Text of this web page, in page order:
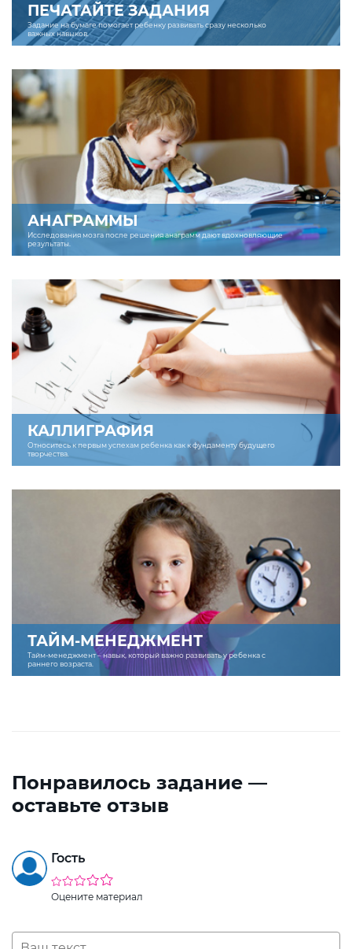
ПЕЧАТАЙТЕ ЗАДАНИЯ
Задание на бумаге помогает ребенку развивать сразу несколько
важных навыков.
АНАГРАММЫ
Исследования мозга после решения анаграмм дают вдохновляющие
результаты.
КАЛЛИГРАФИЯ
Относитесь к первым успехам ребенка как к фундаменту будущего
творчества.
ТАЙМ-МЕНЕДЖМЕНТ
Тайм-менеджмент – навык, который важно развивать у ребенка с
раннего возраста.
Понравилось задание —
оставьте отзыв
Гость
Оцените материал